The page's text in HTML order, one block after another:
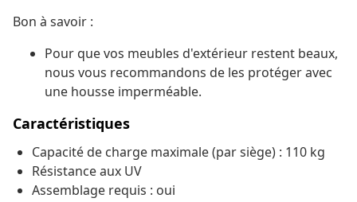
Bon à savoir :
Pour que vos meubles d'extérieur restent beaux,
nous vous recommandons de les protéger avec
une housse imperméable.
Caractéristiques
Capacité de charge maximale (par siège) : 110 kg
Résistance aux UV
Assemblage requis : oui